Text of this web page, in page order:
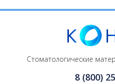
Стоматологические
8 (800)